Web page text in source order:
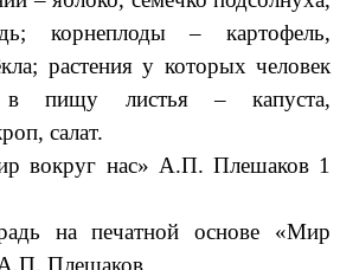
корнеплоды – картофель,
растения у которых человек
в пищу листья – капуста,
салат.
вокруг нас» А.П. Плешаков 1
на печатной основе «Мир
Плешаков